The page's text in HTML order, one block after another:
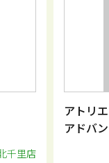
千里店
アトリ
アドバ